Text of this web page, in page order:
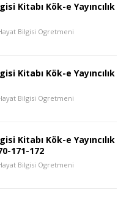
Kitabı Kök-e Yayıncılık
Bilgisi Ogretmeni
Kitabı Kök-e Yayıncılık
Bilgisi Ogretmeni
Kitabı Kök-e Yayıncılık
171-172
Bilgisi Ogretmeni